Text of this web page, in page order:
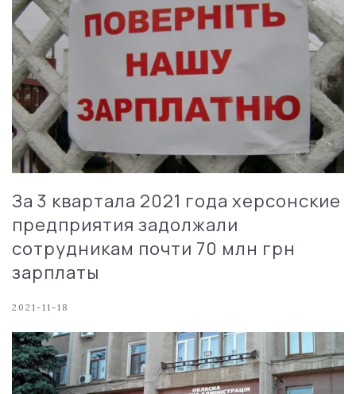
За 3 квартала 2021 года херсонские
предприятия задолжали
сотрудникам почти 70 млн грн
зарплаты
2021-11-18